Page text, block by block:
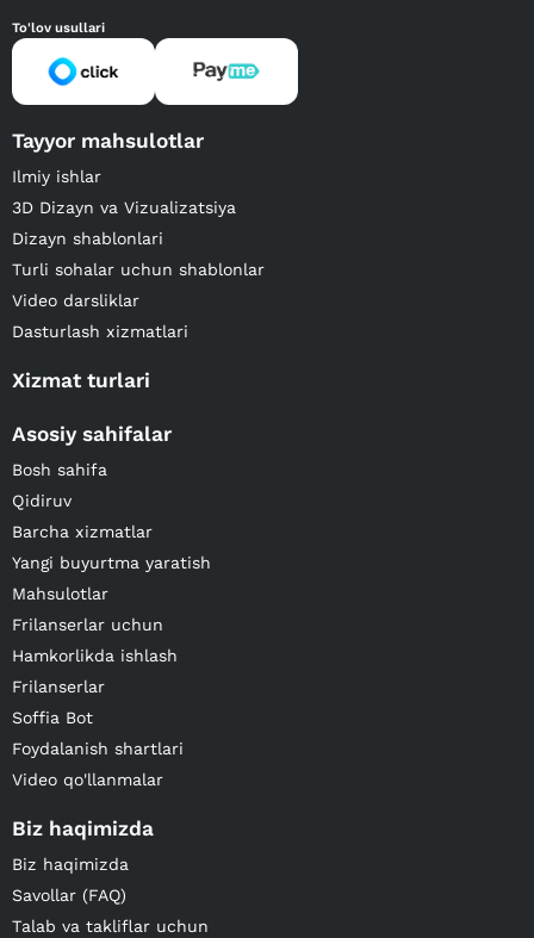
To'lov usullari
Tayyor mahsulotlar
Ilmiy ishlar
3D Dizayn va Vizualizatsiya
Dizayn shablonlari
Turli sohalar uchun shablonlar
Video darsliklar
Dasturlash xizmatlari
Xizmat turlari
Asosiy sahifalar
Bosh sahifa
Qidiruv
Barcha xizmatlar
Yangi buyurtma yaratish
Mahsulotlar
Frilanserlar uchun
Hamkorlikda ishlash
Frilanserlar
Soffia Bot
Foydalanish shartlari
Video qo'llanmalar
Biz haqimizda
Biz haqimizda
Savollar (FAQ)
Talab va takliflar uchun